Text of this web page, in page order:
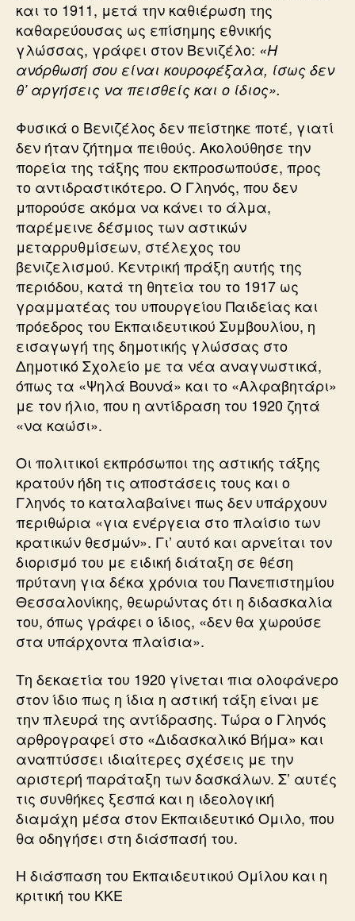
και το 1911, μετά την καθιέρωση της
καθαρεύουσας ως επίσημης εθνικής
γλώσσας, γράφει στον Βενιζέλο: «Η
ανόρθωσή σου είναι κουροφέξαλα, ίσως δεν
θ’ αργήσεις να πεισθείς και ο ίδιος».
Φυσικά ο Βενιζέλος δεν πείστηκε ποτέ, γιατί
δεν ήταν ζήτημα πειθούς. Ακολούθησε την
πορεία της τάξης που εκπροσωπούσε, προς
το αντιδραστικότερο. Ο Γληνός, που δεν
μπορούσε ακόμα να κάνει το άλμα,
παρέμεινε δέσμιος των αστικών
μεταρρυθμίσεων, στέλεχος του
βενιζελισμού. Κεντρική πράξη αυτής της
περιόδου, κατά τη θητεία του το 1917 ως
γραμματέας του υπουργείου Παιδείας και
πρόεδρος του Εκπαιδευτικού Συμβουλίου, η
εισαγωγή της δημοτικής γλώσσας στο
Δημοτικό Σχολείο με τα νέα αναγνωστικά,
όπως τα «Ψηλά Βουνά» και το «Αλφαβητάρι»
με τον ήλιο, που η αντίδραση του 1920 ζητά
«να καώσι».
Οι πολιτικοί εκπρόσωποι της αστικής τάξης
κρατούν ήδη τις αποστάσεις τους και ο
Γληνός το καταλαβαίνει πως δεν υπάρχουν
περιθώρια «για ενέργεια στο πλαίσιο των
κρατικών θεσμών». Γι’ αυτό και αρνείται τον
διορισμό του με ειδική διάταξη σε θέση
πρύτανη για δέκα χρόνια του Πανεπιστημίου
Θεσσαλονίκης, θεωρώντας ότι η διδασκαλία
του, όπως γράφει ο ίδιος, «δεν θα χωρούσε
στα υπάρχοντα πλαίσια».
Τη δεκαετία του 1920 γίνεται πια ολοφάνερο
στον ίδιο πως η ίδια η αστική τάξη είναι με
την πλευρά της αντίδρασης. Τώρα ο Γληνός
αρθρογραφεί στο «Διδασκαλικό Βήμα» και
αναπτύσσει ιδιαίτερες σχέσεις με την
αριστερή παράταξη των δασκάλων. Σ’ αυτές
τις συνθήκες ξεσπά και η ιδεολογική
διαμάχη μέσα στον Εκπαιδευτικό Ομιλο, που
θα οδηγήσει στη διάσπασή του.
Η διάσπαση του Εκπαιδευτικού Ομίλου και η
κριτική του ΚΚΕ